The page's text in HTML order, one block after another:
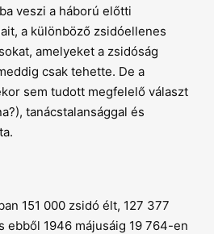
veszi a háború előtti
a különböző zsidóellenes
amelyeket a zsidóság
csak tehette. De a
sem tudott megfelelő választ
tanácstalansággal és
151 000 zsidó élt, 127 377
ebből 1946 májusáig 19 764-en